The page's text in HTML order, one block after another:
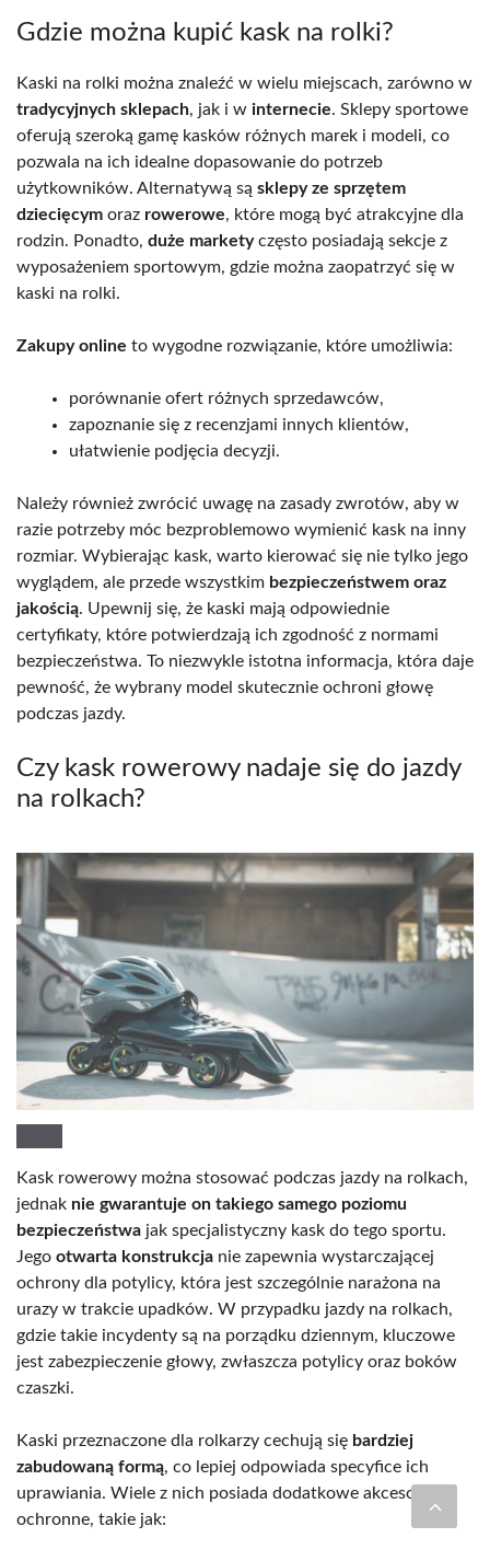
Gdzie można kupić kask na rolki?
Kaski na rolki można znaleźć w wielu miejscach, zarówno w
tradycyjnych sklepach, jak i w internecie. Sklepy sportowe
oferują szeroką gamę kasków różnych marek i modeli, co
pozwala na ich idealne dopasowanie do potrzeb
użytkowników. Alternatywą są sklepy ze sprzętem
dziecięcym oraz rowerowe, które mogą być atrakcyjne dla
rodzin. Ponadto, duże marketyczęsto posiadają sekcje z
wyposażeniem sportowym, gdzie można zaopatrzyć się w
kaski na rolki.
Zakupy online to wygodne rozwiązanie, które umożliwia:
porównanie ofert różnych sprzedawców,
zapoznanie się z recenzjami innych klientów,
ułatwienie podjęcia decyzji.
Należy również zwrócić uwagę na zasady zwrotów, aby w
razie potrzeby móc bezproblemowo wymienić kask na inny
rozmiar. Wybierając kask, warto kierować się nie tylko jego
wyglądem, ale przede wszystkim bezpieczeństwem oraz
jakością. Upewnij się, że kaski mają odpowiednie
certyfikaty, które potwierdzają ich zgodność z normami
bezpieczeństwa. To niezwykle istotna informacja, która daje
pewność, że wybrany model skutecznie ochroni głowę
podczas jazdy.
Czy kask rowerowy nadaje się do jazdy
na rolkach?
Kask rowerowy można stosować podczas jazdy na rolkach,
jednak nie gwarantuje on takiego samego poziomu
bezpieczeństwa jak specjalistyczny kask do tego sportu.
Jego otwarta konstrukcja nie zapewnia wystarczającej
ochrony dla potylicy, która jest szczególnie narażona na
urazy w trakcie upadków. W przypadku jazdy na rolkach,
gdzie takie incydenty są na porządku dziennym, kluczowe
jest zabezpieczenie głowy, zwłaszcza potylicy oraz boków
czaszki.
Kaski przeznaczone dla rolkarzy cechują się bardziej
zabudowaną formą, co lepiej odpowiada specyfice ich
uprawiania. Wiele z nich posiada dodatkowe akcesoria
ochronne, takie jak: